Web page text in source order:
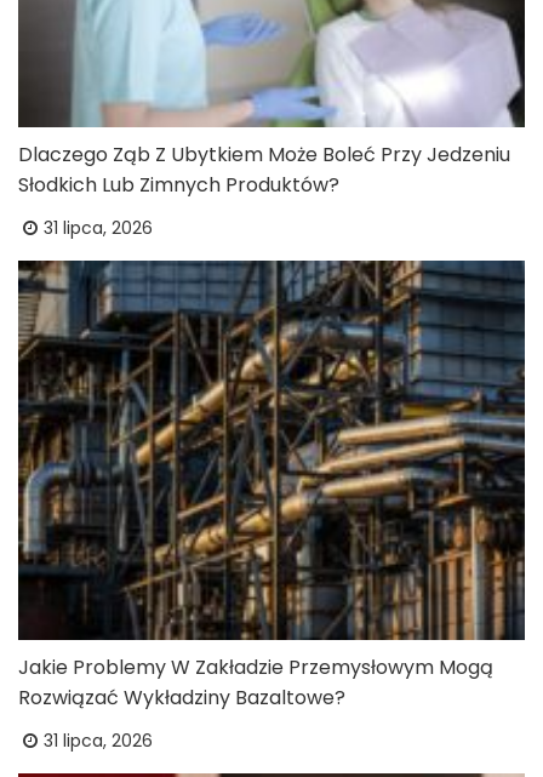
Dlaczego Ząb Z Ubytkiem Może Boleć Przy Jedzeniu
Słodkich Lub Zimnych Produktów?
31 lipca, 2026
Jakie Problemy W Zakładzie Przemysłowym Mogą
Rozwiązać Wykładziny Bazaltowe?
31 lipca, 2026